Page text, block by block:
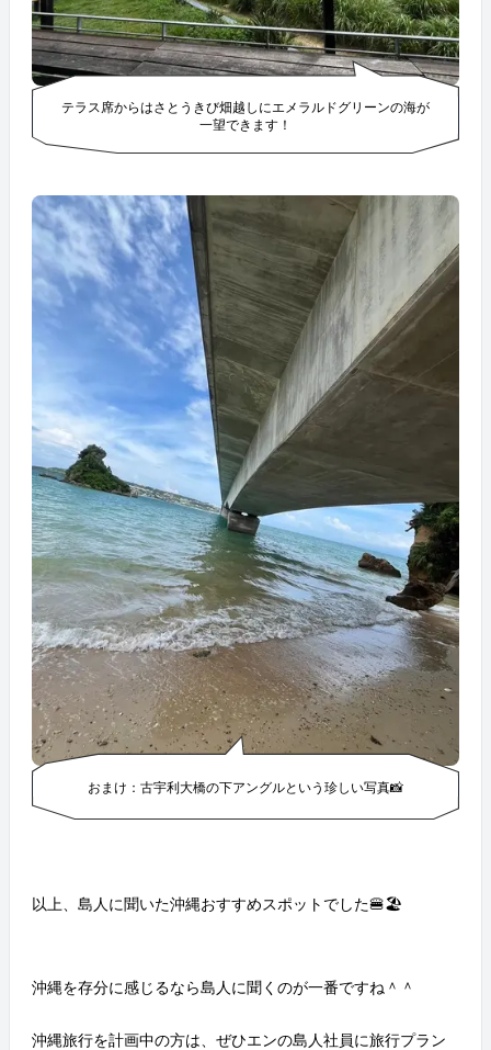
テラス席からはさとうきび畑越しにエメラルドグリーンの海が
一望できます！
おまけ：古宇利大橋の下アングルという珍しい写真📸
以上、島人に聞いた沖縄おすすめスポットでした🍔🏖️
沖縄を存分に感じるなら島人に聞くのが一番ですね＾＾
沖縄旅行を計画中の方は、ぜひエンの島人社員に旅行プラン